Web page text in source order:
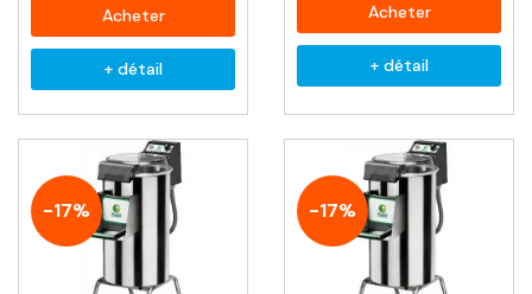
Acheter
+ détail
Acheter
+ détail
-17% -17%